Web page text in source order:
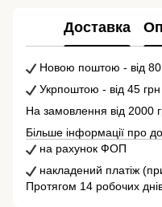
Доставка
Новою поштою - від 80
Укрпоштою - від 45 грн
На замовлення від
Більше інформації про
на рахунок ФОП
накладений платіж
Протягом 14 робочих